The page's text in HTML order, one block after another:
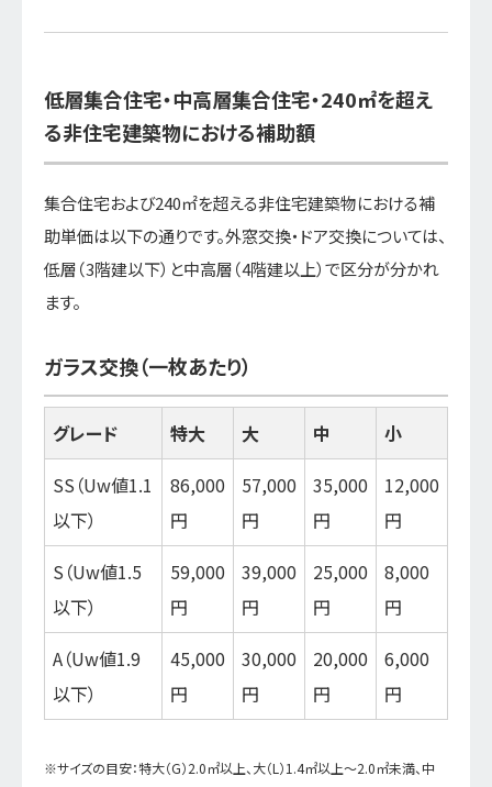
低層集合住宅・中高層集合住宅・240㎡を超え
る非住宅建築物における補助額
集合住宅および240㎡を超える非住宅建築物における補
助単価は以下の通りです。外窓交換・ドア交換については、
低層（3階建以下）と中高層（4階建以上）で区分が分かれ
ます。
ガラス交換（一枚あたり）
グレード 特大 大 中
小
SS（Uw値1.1
以下）
86,000
円
57,000
円
35,000
円
12,000
円
S（Uw値1.5
以下）
59,000
円
39,000
円
25,000
円
8,000
円
A（Uw値1.9
以下）
45,000
円
30,000
円
20,000
円
6,000
円
※サイズの目安：特大（G）2.0㎡以上、大（L）1.4㎡以上～2.0㎡未満、中